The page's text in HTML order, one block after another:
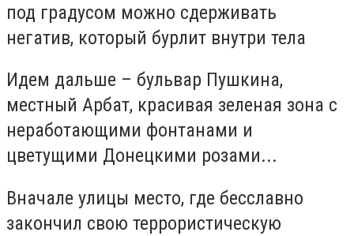
под градусом можно сдерживать
негатив, который бурлит внутри тела
Идем дальше – бульвар Пушкина,
местный Арбат, красивая зеленая зона с
неработающими фонтанами и
цветущими Донецкими розами...
Вначале улицы место, где бесславно
закончил свою террористическую